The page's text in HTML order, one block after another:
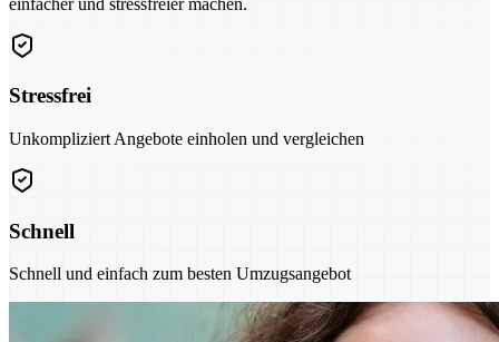
Stressfrei
Unkompliziert Angebote einholen und vergleichen
Schnell
Schnell und einfach zum besten Umzugsangebot